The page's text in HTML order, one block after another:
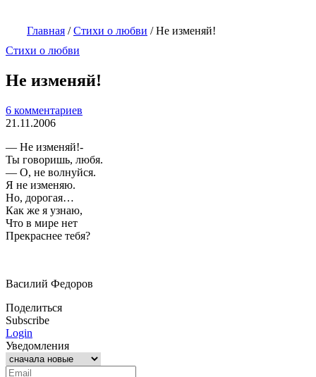
Главная /Стихи о любви /Не изменяй!
Стихи о любви
Не изменяй!
6 комментариев
21.11.2006
— Не изменяй!-
Ты говоришь, любя.
— О, не волнуйся.
Я не изменяю.
Но, дорогая…
Как же я узнаю,
Что в мире нет
Прекраснее тебя?
Василий Федоров
Поделиться
Subscribe
Login
Уведомления